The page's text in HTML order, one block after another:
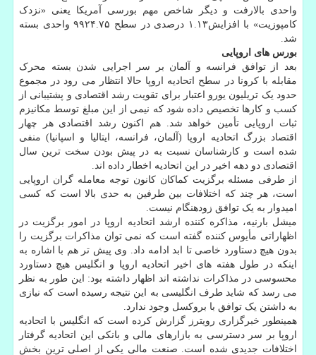
واحدی بالارفت و دیگر شاخص مهم بورسی آمریکا یعنی «نزدک
کامپوزیت» با افزایش۱.۱۳ درصدی در سطح ۹۹۲۴.۷۵ واحدی بسته
شد.
بورس های اروپایی
بعد از توافق فرانسه و آلمان بر سر اجرایی شدن بسته محرک
مقابله با کرونا در سطح اتحادیه اروپا حالا انتظار می رود در مجموع
حدود یک تریلیون یورو اعتبار برای تقویت رشد اقتصادی و پشتیبانی از
کسب و کارها تخصیص داده شود که نیمی از این مبلغ توسط مکانیزم
ثبات اروپایی تأمین خواهد شد. هم اکنون رشد اقتصادی هر چهار
اقتصاد بزرگ اتحادیه اروپا (آلمان، فرانسه، ایتالیا و اسپانیا) منفی
شده است و کارشناسان نسبت به در پیش بودن سخت ترین سال
اقتصادی دو دهه اخیر در این اتحادیه اخطار داده اند.
از طرفی مسئله برگزیت کماکان کانون توجه معامله گران اروپایی
است، هر چند که اختلافات بین طرفین به حدی بالا است که کسی
امیدوار به یک توافق زودهنگام نیست.
میشل بارنیه، مذاکره کننده ارشد اتحادیه اروپا در امور برگزیت در
اظهاراتی مأیوس کننده گفته است که نمی توان مذاکرات برگزیت را
بدون هیچ دستاورد خاصی تا ابد ادامه داد. وی پیش تر هم با اشاره به
اینکه در طول هفته های اخیر اتحادیه اروپا و انگلیس هیچ دستاورد
محسوسی در مذاکرات نداشته اند اظهار داشته بود: این طور به نظر
می رسد که شاید طرف انگلیسی به این نتیجه رسیده است که نیازی
به داشتن یک توافق با بروکسل وجود ندارد.
همینطور خبرگزاری رویترز گزارش کرده است که انگلیس با اتحادیه
اروپا بر سر دسترسی به بازارهای مالی و بانکی این اتحادیه گرفتار
اختلافات جدیدی شده است. صنعت مالی یکی از اصلی ترین بخش